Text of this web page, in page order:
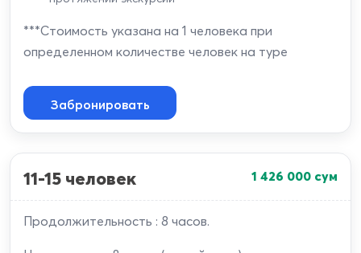
***Стоимость указана на 1 человека при
определенном количестве человек на туре
Забронировать
11-15 человек 1 426 000 сум
Продолжительность : 8 часов.